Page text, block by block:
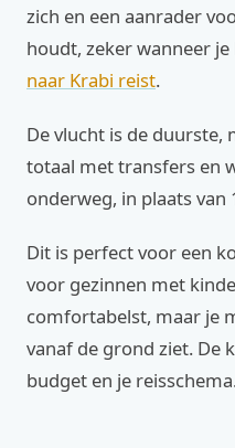
zich en een aanrader
houdt, zeker wanneer
naar Krabi reist.
De vlucht is de duurste,
totaal met transfers en
onderweg, in plaats van
Dit is perfect voor een
voor gezinnen met
comfortabelst, maar je
vanaf de grond ziet. De
budget en je